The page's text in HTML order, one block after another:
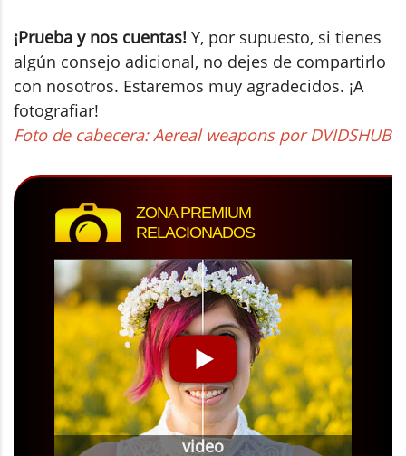
¡Prueba y nos cuentas! Y, por supuesto, si tienes
algún consejo adicional, no dejes de compartirlo
con nosotros. Estaremos muy agradecidos. ¡A
fotografiar!
Foto de cabecera: Aereal weapons por DVIDSHUB
ZONA PREMIUM
RELACIONADOS
video